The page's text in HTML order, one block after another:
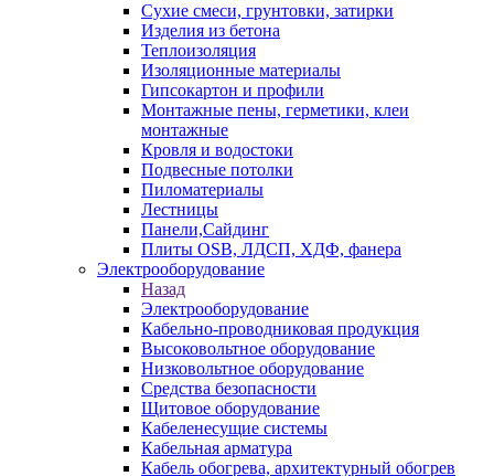
Сухие смеси, грунтовки, затирки
Изделия из бетона
Теплоизоляция
Изоляционные материалы
Гипсокартон и профили
Монтажные пены, герметики, клеи
монтажные
Кровля и водостоки
Подвесные потолки
Пиломатериалы
Лестницы
Панели,Сайдинг
Плиты OSB, ЛДСП, ХДФ, фанера
Электрооборудование
Назад
Электрооборудование
Кабельно-проводниковая продукция
Высоковольтное оборудование
Низковольтное оборудование
Средства безопасности
Щитовое оборудование
Кабеленесущие системы
Кабельная арматура
Кабель обогрева, архитектурный обогрев